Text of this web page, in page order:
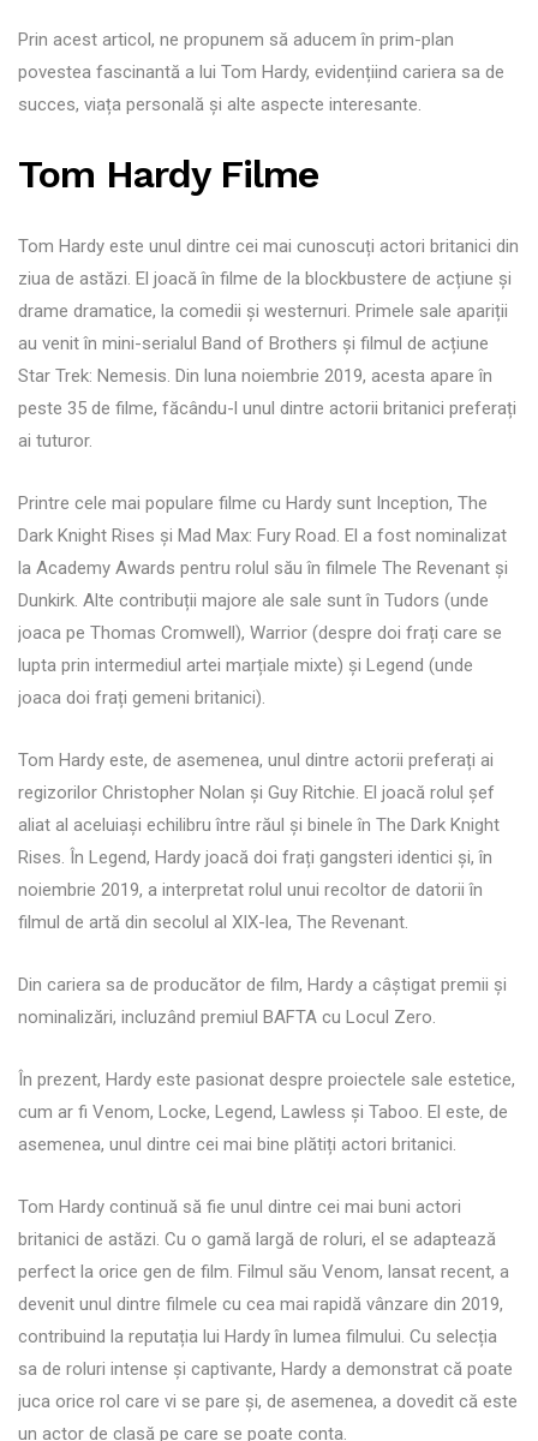
Prin acest articol, ne propunem să aducem în prim-plan
povestea fascinantă a lui Tom Hardy, evidențiind cariera sa de
succes, viața personală și alte aspecte interesante.
Tom Hardy Filme
Tom Hardy este unul dintre cei mai cunoscuți actori britanici din
ziua de astăzi. El joacă în filme de la blockbustere de acțiune și
drame dramatice, la comedii și westernuri. Primele sale apariții
au venit în mini-serialul Band of Brothers și filmul de acțiune
Star Trek: Nemesis. Din luna noiembrie 2019, acesta apare în
peste 35 de filme, făcându-l unul dintre actorii britanici preferați
ai tuturor.
Printre cele mai populare filme cu Hardy sunt Inception, The
Dark Knight Rises și Mad Max: Fury Road. El a fost nominalizat
la Academy Awards pentru rolul său în filmele The Revenant și
Dunkirk. Alte contribuții majore ale sale sunt în Tudors (unde
joaca pe Thomas Cromwell), Warrior (despre doi frați care se
lupta prin intermediul artei marțiale mixte) și Legend (unde
joaca doi frați gemeni britanici).
Tom Hardy este, de asemenea, unul dintre actorii preferați ai
regizorilor Christopher Nolan și Guy Ritchie. El joacă rolul șef
aliat al aceluiași echilibru între răul și binele în The Dark Knight
Rises. În Legend, Hardy joacă doi frați gangsteri identici și, în
noiembrie 2019, a interpretat rolul unui recoltor de datorii în
filmul de artă din secolul al XIX-lea, The Revenant.
Din cariera sa de producător de film, Hardy a câștigat premii și
nominalizări, incluzând premiul BAFTA cu Locul Zero.
În prezent, Hardy este pasionat despre proiectele sale estetice,
cum ar fi Venom, Locke, Legend, Lawless și Taboo. El este, de
asemenea, unul dintre cei mai bine plătiți actori britanici.
Tom Hardy continuă să fie unul dintre cei mai buni actori
britanici de astăzi. Cu o gamă largă de roluri, el se adaptează
perfect la orice gen de film. Filmul său Venom, lansat recent, a
devenit unul dintre filmele cu cea mai rapidă vânzare din 2019,
contribuind la reputația lui Hardy în lumea filmului. Cu selecția
sa de roluri intense și captivante, Hardy a demonstrat că poate
juca orice rol care vi se pare și, de asemenea, a dovedit că este
un actor de clasă pe care se poate conta.